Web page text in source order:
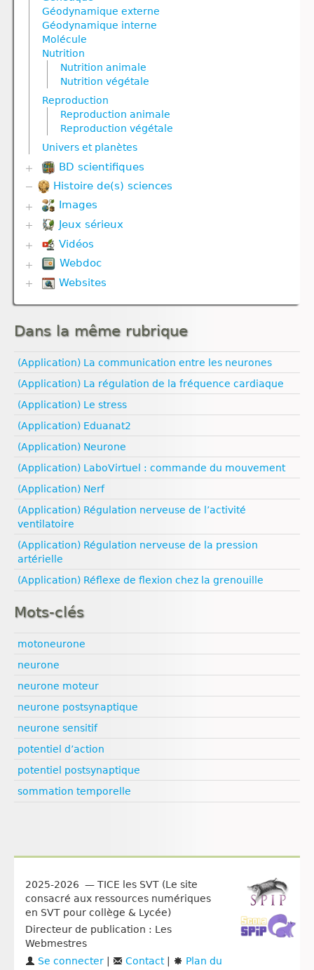
Nutrition
Nutrition animale
Nutrition végétale
Reproduction
Reproduction animale
Reproduction végétale
Ressources naturelles et pollution
Géodynamique externe
Géodynamique interne
Molécule
Nutrition
Nutrition animale
Nutrition végétale
Reproduction
Reproduction animale
Reproduction végétale
Univers et planètes
BD scientifiques
Biodiversité
Corps humain
Divers
Evolution
Géodynamique externe et Climat
Géodynamique interne
Gestes techniques
Nutrition
Histoire de(s) sciences
Images
Corps humain
Jeux sérieux
Biodiversité
Défense immunitaire
Divers
Evolution
Nutrition
Ressources naturelles et pollution
Vidéos
Communication hormonale
Communication nerveuse
Corps humain
Défense immunitaire
Nutrition
Reproduction
Reproduction animale
Webdoc
Biodiversité
Défense immunitaire
Evolution
Génétique
Géodynamique interne
Ressources naturelles et pollution
Websites
Esprit critique
Géologie
Pédagogie
Santé
Vulgarisation scientifique
Égalité filles‑garçons
Dans la même rubrique
(Application) La communication entre les neurones
(Application) La régulation de la fréquence cardiaque
(Application) Le stress
(Application) Eduanat2
(Application) Neurone
(Application) LaboVirtuel : commande du mouvement
(Application) Nerf
(Application) Régulation nerveuse de l’activité
ventilatoire
(Application) Régulation nerveuse de la pression
artérielle
(Application) Réflexe de flexion chez la grenouille
Mots-clés
motoneurone
neurone
neurone moteur
neurone postsynaptique
neurone sensitif
potentiel d’action
potentiel postsynaptique
sommation temporelle
2025-2026 — TICE les SVT (Le site
consacré aux ressources numériques
en SVT pour collège & Lycée)
Directeur de publication : Les
Webmestres
Se connecter | Contact|
Plan du